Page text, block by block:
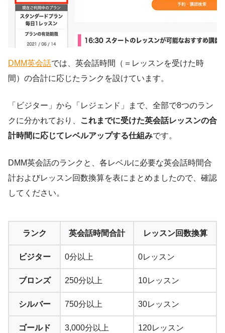
DMM英会話では、英会話時間（＝レッスンを受けた時
間）の合計に応じたランクを設けています。
「ビジター」から「レジェンド」まで、全部で8つのラン
クに分かれており、
これまでに受けた英会話レッスンの合
計時間に応じてレベルアップする仕組みです。
DMM英会話のランクと、各レベルに必要な英会話時間合
計およびレッスン回数換算を表にまとめましたので、確認
してください。
ランク 英会話時間合計 レッスン回数換算
ビジター 0分以上 0レッスン
ブロンズ 250分以上 10レッスン
シルバー 750分以上 30レッスン
ゴールド 3,000分以上 120レッスン